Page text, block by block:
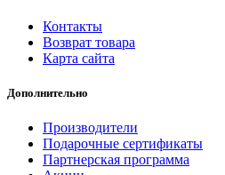
Контакты
Возврат товара
Карта сайта
Дополнительно
Производители
Подарочные сертификаты
Партнерская программа